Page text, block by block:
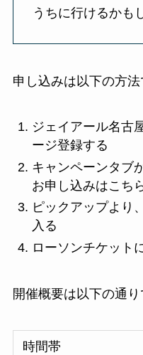
うちに行けるかも
申し込みは以下の方法
ジェイアール名古
ージ登録する
キャンペーンタブ
お申し込みはこち
ピックアップより
入る
ローソンチケット
開催概要は以下の通り
時間帯